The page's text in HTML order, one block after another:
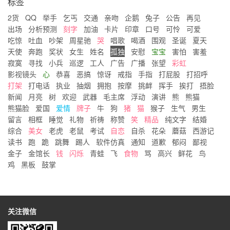
2货 QQ 举手 乞丐 交通 亲吻 企鹅 兔子 公告 再见
出场
分析预测 刻字 加油 卡片 印章 口号 可怜
可爱
吃惊
吐血 吵架 周星驰 哭 唱歌 喝酒 围观 圣诞
夏天
天使 奔跑 奖状 女生 姓名 孤独 安慰 宝宝 害怕
害羞
寂寞
寻找 小兵 巡逻 工人 广告 广播 张望
彩虹
影视镜头 心 恭喜 恶搞 惊讶 戒指 手指 打屁股 打招呼
打架
打电话 执业 抽烟 拥抱 按摩 挑衅 挥手 挨打 捂脸
新闻
月亮 树 欢迎 武器 毛主席 浮动 演讲 熊
熊猫
熊猫脸
爱国 爱情 牌子 牛 狗 猪 猫 猴子 生气
男生
留言 相框 睡觉 礼物 祈祷 称赞 笑 精品 纯文字
结婚
综合 美女 老虎 老鼠 考试 自恋 自杀 花朵 蘑菇 西游记
读书
跑 跪 跳舞 踢人 软件仿真 通知 道歉 郁闷
鄙视
金子 金馆长 钱 闪烁 青蛙 飞 食物 骂 高兴 鲜花 鸟
鸡
黑板 鼓掌
关注微信